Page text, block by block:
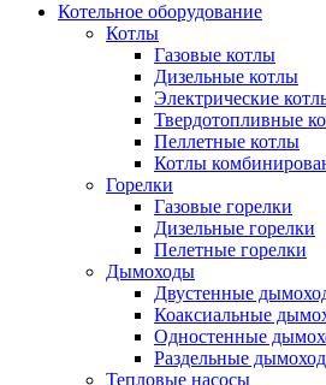
Котельное оборудование
Котлы
Газовые котлы
Дизельные котлы
Электрические
Твердотопливные
Пеллетные котлы
Котлы
Горелки
Газовые горелки
Дизельные горелки
Пелетные горелки
Дымоходы
Двустенные
Коаксиальные
Одностенные
Раздельные
Тепловые насосы